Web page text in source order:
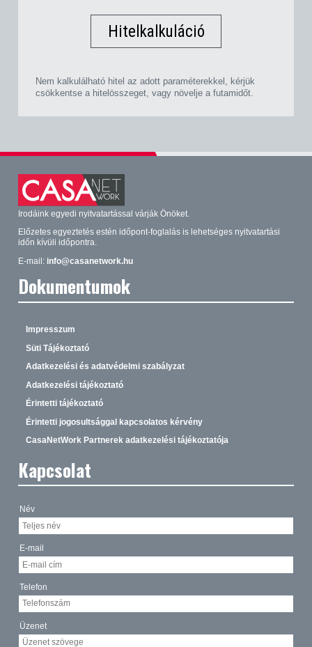
Hitelkalkuláció
Nem kalkulálható hitel az adott paraméterekkel, kérjük
csökkentse a hitelösszeget, vagy növelje a futamidőt.
Irodáink egyedi nyitvatartással várják Önöket.
Előzetes egyeztetés estén időpont-foglalás is lehetséges nyitvatartási
időn kívüli időpontra.
E-mail: info@casanetwork.hu
Dokumentumok
Impresszum
Süti Tájékoztató
Adatkezelési és adatvédelmi szabályzat
Adatkezelési tájékoztató
Érintetti tájékoztató
Érintetti jogosultsággal kapcsolatos kérvény
CasaNetWork Partnerek adatkezelési tájékoztatója
Kapcsolat
Név
E-mail
Telefon
Üzenet